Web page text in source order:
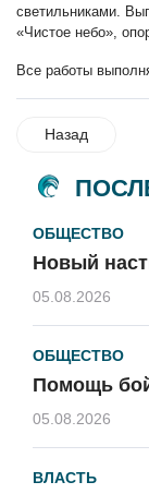
светильниками.
«Чистое небо»,
Все работы
Назад
ОБЩЕСТВО
Новый
05.08.2026
ОБЩЕСТВО
Помощь
05.08.2026
ВЛАСТЬ